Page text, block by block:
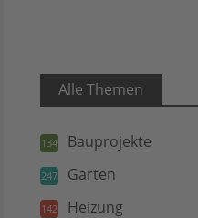
Alle Themen
134 Bauprojekte
247 Garten
142 Heizung